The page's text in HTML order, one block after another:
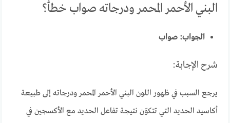
البني الأحمر المحمر ودرجاته صواب خطأ؟
الجواب: صواب
شرح الإجابة:
يرجع السبب في ظهور اللون البني الأحمر المحمر ودرجاته إلى طبيعة
أكاسيد الحديد التي تتكوّن نتيجة تفاعل الحديد مع الأكسجين في